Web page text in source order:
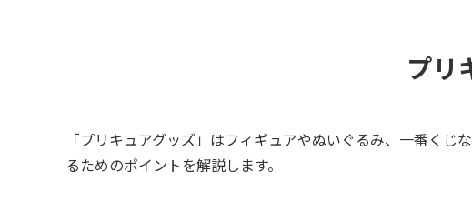
プリ
「プリキュアグッズ」はフィギュアやぬいぐるみ、一番く
るためのポイントを解説します。